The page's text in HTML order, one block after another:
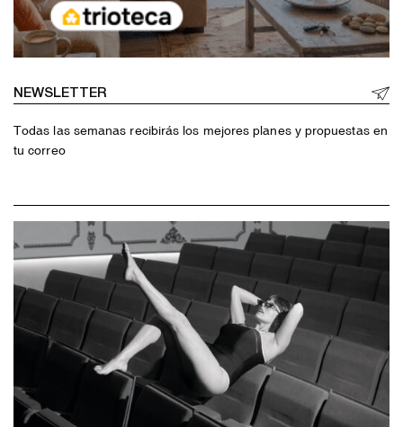
NEWSLETTER
Todas las semanas recibirás los mejores planes y propuestas en
tu correo